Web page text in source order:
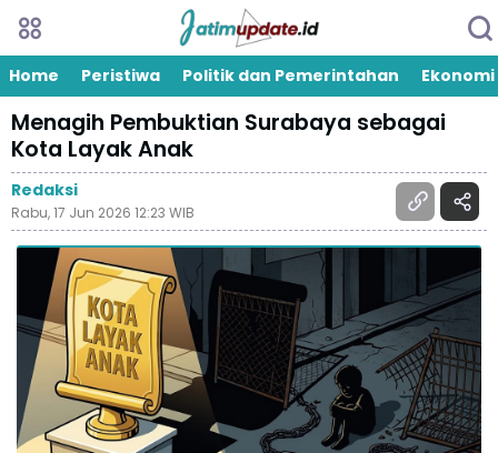
Home Peristiwa Politik dan Pemerintahan Ekonomi
Menagih Pembuktian Surabaya sebagai
Kota Layak Anak
Redaksi
Rabu, 17 Jun 2026 12:23 WIB